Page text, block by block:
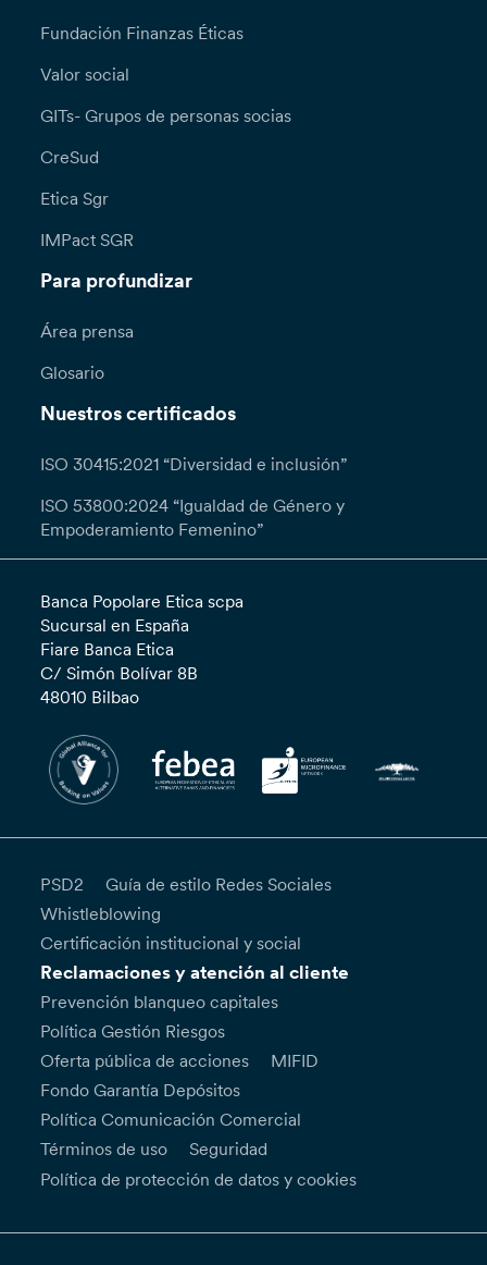
Fundación Finanzas Éticas
Valor social
GITs- Grupos de personas socias
CreSud
Etica Sgr
IMPact SGR
Para profundizar
Área prensa
Glosario
Nuestros certificados
ISO 30415:2021 “Diversidad e inclusión”
ISO 53800:2024 “Igualdad de Género y
Empoderamiento Femenino”
Banca Popolare Etica scpa
Sucursal en España
Fiare Banca Etica
C/ Simón Bolívar 8B
48010 Bilbao
PSD2
Guía de estilo Redes Sociales
Whistleblowing
Certificación institucional y social
Reclamaciones y atención al cliente
Prevención blanqueo capitales
Política Gestión Riesgos
Oferta pública de acciones
MIFID
Fondo Garantía Depósitos
Política Comunicación Comercial
Términos de uso
Seguridad
Política de protección de datos y cookies